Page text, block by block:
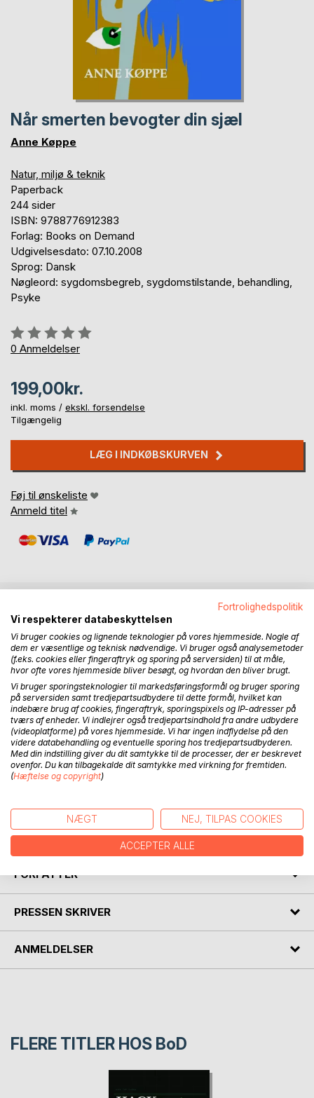
Når smerten bevogter din sjæl
Anne Køppe
Natur, miljø & teknik
Paperback
244 sider
ISBN: 9788776912383
Forlag: Books on Demand
Udgivelsesdato: 07.10.2008
Sprog: Dansk
Nøgleord: sygdomsbegreb, sygdomstilstande, behandling,
Psyke
Anmeldelse::
0%
0 Anmeldelser
199,00kr.
inkl. moms / ekskl. forsendelse
Tilgængelig
LÆG I INDKØBSKURVEN
Føj til ønskeliste
Anmeld titel
BESKRIVELSE
Denne bog har været undervejs i flere år. Desværre er
problemstillingen omkring et dominerende
sygdomsbegreb, som ikke tilpasses efter de sygdomme
som opstår og forandrer sig hen ad vejen, stadig aktuel.Det
betyder at sygdomstilstande som kan behandles, ikke
bliver det.
Sagen kompliceres yderligere af at de systemer, det
sociale og det sundhedsfaglige, som har ansvaret for
behandlingen af befolkningens sygdomme, i virkeligheden
sygdomstilstande som både påvirker- og påvirkes af såvel
krop som psyke.
FORFATTER
PRESSEN SKRIVER
ANMELDELSER
FLERE TITLER HOS BoD
Fortrolighedspolitik
Vi respekterer databeskyttelsen
Vi bruger cookies og lignende teknologier på vores hjemmeside. Nogle af
dem er væsentlige og teknisk nødvendige. Vi bruger også analysemetoder
(f.eks. cookies eller fingeraftryk og sporing på serversiden) til at måle,
hvor ofte vores hjemmeside bliver besøgt, og hvordan den bliver brugt.
Vi bruger sporingsteknologier til markedsføringsformål og bruger sporing
på serversiden samt tredjepartsudbydere til dette formål, hvilket kan
indebære brug af cookies, fingeraftryk, sporingspixels og IP-adresser på
tværs af enheder. Vi indlejrer også tredjepartsindhold fra andre udbydere
(videoplatforme) på vores hjemmeside. Vi har ingen indflydelse på den
videre databehandling og eventuelle sporing hos tredjepartsudbyderen.
Med din indstilling giver du dit samtykke til de processer, der er beskrevet
ovenfor. Du kan tilbagekalde dit samtykke med virkning for fremtiden.
(Hæftelse og copyright)
NÆGT NEJ, TILPAS COOKIES
ACCEPTER ALLE